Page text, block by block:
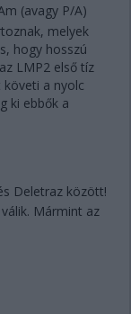
(avagy P/A)
melyek
hogy hosszú
LMP2 első tíz
a nyolc
ki ebbők a
Deletraz között!
Mármint az